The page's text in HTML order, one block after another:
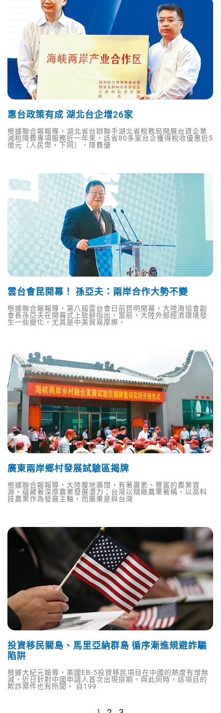
惠台政策有成 湖北台企增26家
根據聯合報報導，湖北省台辦聯手湖北省稅務局開展台資企業
減稅降費專項服務近一年來，該省80多家台企獲得稅收優惠近5
億元（人民幣，下同），降費優
雲台會昆開幕！ 孫亞夫：兩岸合作大勢不變
根據聯合報報導，第八屆雲台會日前昆明開幕，大陸海協會副
會長孫亞夫在開幕式上致辭指出，當前，大陸外部經濟環境發
生一些變化，尤其是中美貿易摩擦，
廣東兩岸鄉村發展試驗區揭牌
根據聯合報報導，大陸腹地廣闊，有著廣袤、豐富的農業資
源，蘊藏著深厚農業發展潛力；台灣以精緻農業著稱，以高科
技農業作為發展主軸，而廣東是與台灣
投資移民關島、馬里亞納群島 循序漸進規避詐騙
陷阱
根據大紀元報導，美國EB-5投資移民項目在中國的熱度有增無
減，近日針對中國申請人首次出現排期。與此同時，該項目的
欺詐案件也有所聞。 自199